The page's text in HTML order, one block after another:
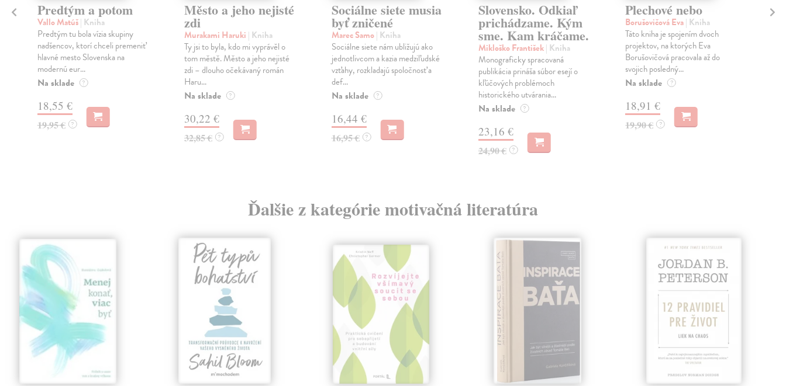
Predtým a potom
Vallo Matúš| Kniha
Predtým tu bola vízia skupiny
nadšencov, ktorí chceli premeniť
hlavné mesto Slovenska na
modernú eur...
Na sklade ?
18,55 €
19,95 € ?
Město a jeho nejisté
zdi
Murakami Haruki | Kniha
Ty jsi to byla, kdo mi vyprávěl o
tom městě. Město a jeho nejisté
zdi – dlouho očekávaný román
Haru...
Na sklade ?
30,22 €
32,85 € ?
Sociálne siete musia
byť zničené
Marec Samo| Kniha
Sociálne siete nám ubližujú ako
jednotlivcom a kazia medziľudské
vzťahy, rozkladajú spoločnosť a
def...
Na sklade ?
16,44 €
16,95 € ?
Slovensko. Odkiaľ
prichádzame. Kým
sme. Kam kráčame.
Mikloško František| Kniha
Monograficky spracovaná
publikácia prináša súbor esejí o
kľúčových problémoch
historického utvárania...
Na sklade ?
23,16 €
24,90 € ?
Plechové nebo
Borušovičová Eva| Kniha
Táto kniha je spojením dvoch
projektov, na ktorých Eva
Borušovičová pracovala až do
svojich posledný...
Na sklade ?
18,91 €
19,90 € ?
Ďalšie z kategórie motivačná literatúra